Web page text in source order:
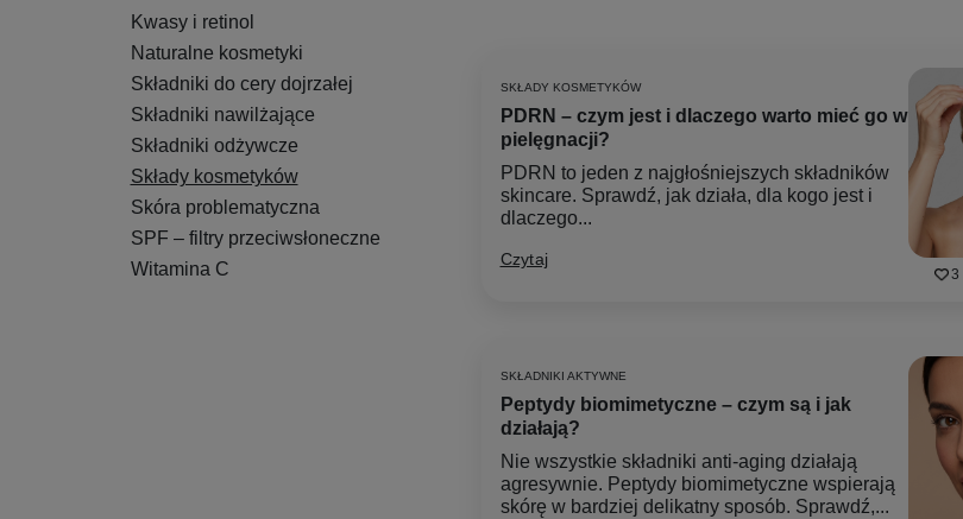
Kwasy i retinol
Naturalne kosmetyki
Składniki do cery dojrzałej
Składniki nawilżające
Składniki odżywcze
Składy kosmetyków
Skóra problematyczna
SPF – filtry przeciwsłoneczne
Witamina C
3
SKŁADY KOSMETYKÓW
PDRN – czym jest i dlaczego warto mieć go w
pielęgnacji?
PDRN to jeden z najgłośniejszych składników
skincare. Sprawdź, jak działa, dla kogo jest i
dlaczego...
Czytaj
SKŁADNIKI AKTYWNE
Peptydy biomimetyczne – czym są i jak
działają?
Nie wszystkie składniki anti-aging działają
agresywnie. Peptydy biomimetyczne wspierają
skórę w bardziej delikatny sposób. Sprawdź,...